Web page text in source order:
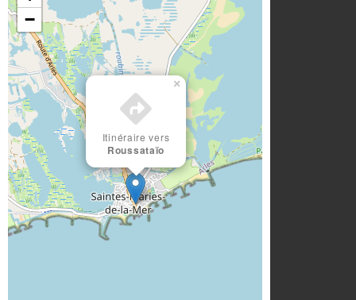
Itinéraire vers
Roussataïo
×
−